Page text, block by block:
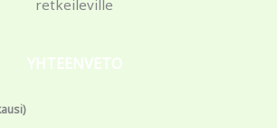
YHTEENVETO